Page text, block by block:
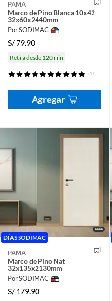
PAMA
Marco de Pino Blanca 10x42
32x60x2440mm
Por SODIMAC
S/79.90
Retira desde 120 min
(11)
Agregar
DÍAS SODIMAC
PAMA
Marco de Pino Nat
32x135x2130mm
Por SODIMAC
S/ 179.90